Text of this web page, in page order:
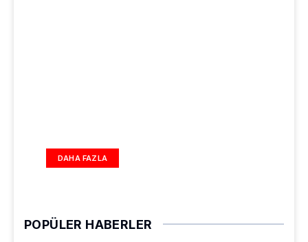
DAHA FAZLA
POPÜLER HABERLER